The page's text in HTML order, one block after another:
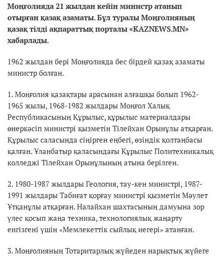
Моңғолияда 21 жылдан кейін министр атанып
отырған қазақ азаматы. Бұл туралы Моңғолияның
қазақ тілді ақпараттық порталы «КАZNEWS.MN»
хабарлады.
1962 жылдан бері Моңғолияда бес бірдей қазақ азаматы
министр болған.
1. Моңғолия қазақтары арасынан алғашқы болып 1962-
1965 жылы, 1968-1982 жылдары Моңғол Халық
Республикасының Құрылыс, құрылыс материалдары
өнеркәсіп министрі қызметін Тілейхан Орынұлы атқарған.
Құрылыс саласында сіңірген еңбегі, өзіндік қолтаңбасы
қалған. Ұланбатыр қаласындағы Құрылыс Политехникалық
колледжі Тілейхан Орынұлының атына берілген.
2. 1980-1987 жылдары Геология, тау-кен министрі, 1987-
1991 жылдары Табиғат қорғау министрі қызметін Мәулет
Ұтқанұлы атқарған. Налайхан шахтасының дамуына зор
үлес қосып жаңа техника, технологиялық жаңарту
енгізгені үшін «Мемлекеттік сыйлық иегері» атанған.
3. Моңғолияның Тотаритарлық жүйеден нарықтық жүйеге